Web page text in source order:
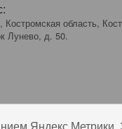
Костромская область,
Лунево, д. 50.